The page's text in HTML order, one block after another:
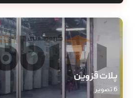
پلات قزوین
6 تصویر